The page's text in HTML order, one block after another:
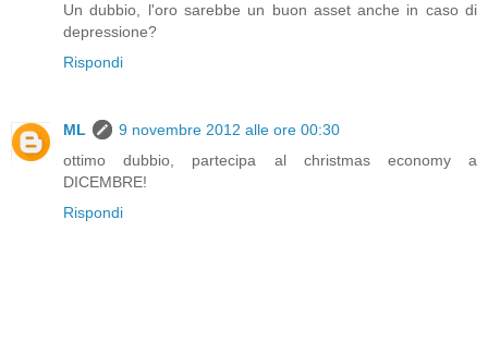
Un dubbio, l'oro sarebbe un buon asset anche in caso di
depressione?
Rispondi
ML
9 novembre 2012 alle ore 00:30
ottimo dubbio, partecipa al christmas economy a
DICEMBRE!
Rispondi